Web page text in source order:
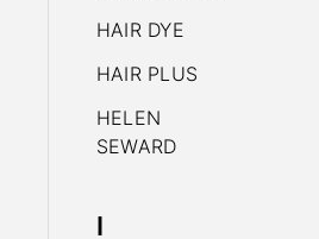
HAIR DYE
HAIR PLUS
HELEN
SEWARD
I